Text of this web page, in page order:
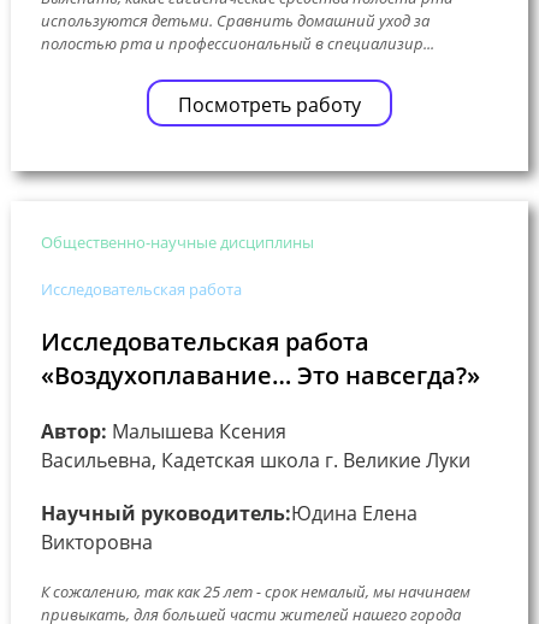
используются детьми. Сравнить домашний уход за
полостью рта и профессиональный в специализир...
Посмотреть работу
Общественно-научные дисциплины
Исследовательская работа
Исследовательская работа
«Воздухоплавание… Это навсегда?»
Автор: Малышева Ксения
Васильевна, Кадетская школа г. Великие Луки
Научный руководитель:Юдина Елена
Викторовна
К сожалению, так как 25 лет - срок немалый, мы начинаем
привыкать, для большей части жителей нашего города